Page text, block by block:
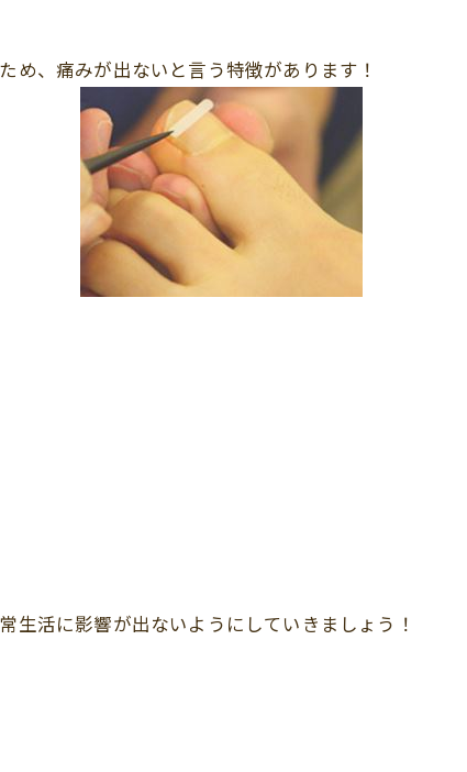
め、痛みが出ないと言う特徴があります！
生活に影響が出ないようにしていきましょう！